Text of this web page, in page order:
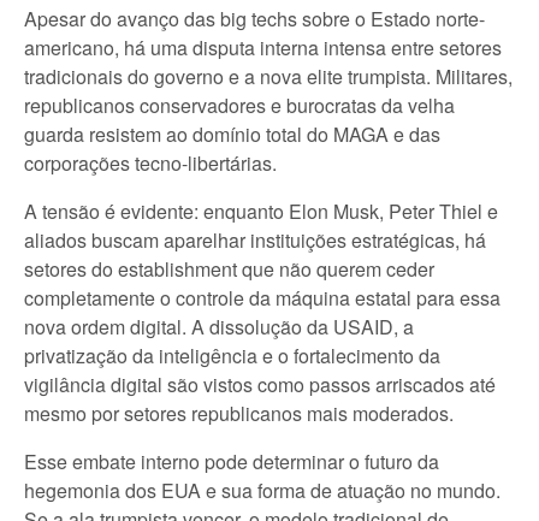
Apesar do avanço das big techs sobre o Estado norte-
americano, há uma disputa interna intensa entre setores
tradicionais do governo e a nova elite trumpista. Militares,
republicanos conservadores e burocratas da velha
guarda resistem ao domínio total do MAGA e das
corporações tecno-libertárias.
A tensão é evidente: enquanto Elon Musk, Peter Thiel e
aliados buscam aparelhar instituições estratégicas, há
setores do establishment que não querem ceder
completamente o controle da máquina estatal para essa
nova ordem digital. A dissolução da USAID, a
privatização da inteligência e o fortalecimento da
vigilância digital são vistos como passos arriscados até
mesmo por setores republicanos mais moderados.
Esse embate interno pode determinar o futuro da
hegemonia dos EUA e sua forma de atuação no mundo.